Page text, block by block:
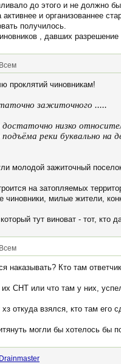
до этого и не должно
и организованнее
получилось.
, давших разрешение
проклятий чиновникам!
зажиточного .....
достаточно низко
реки буквально на
молодой зажиточный
на затопляемых
чиновники, милые жители,
тут виноват - тот,
наказывать? Кто там
СНТ или что там у них,
откуда взялся, кто там его
могли бы хотелось бы
Drainmaster